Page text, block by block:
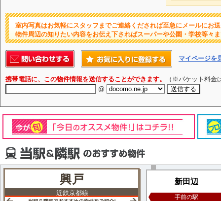
室内写真はお気軽にスタッフまでご連絡くだされば至急にメールにお
物件周辺の知りたい内容をお伝え下さればスーパーや公園・学校等々
マイページを
携帯電話に、この物件情報を送信することができます。
（※パケット料金
@
興戸
近鉄京都線
新田辺
手前の駅